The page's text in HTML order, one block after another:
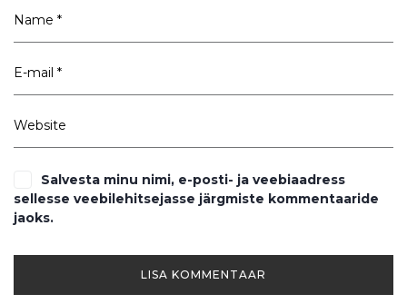
Salvesta minu nimi, e-posti- ja veebiaadress
sellesse veebilehitsejasse järgmiste kommentaaride
jaoks.